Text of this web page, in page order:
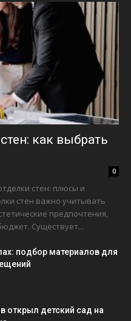
как выбрать
0
стен: плюсы и
стен важно учитывать
предпочтения,
Существует...
подбор материалов для
открыл детский сад на